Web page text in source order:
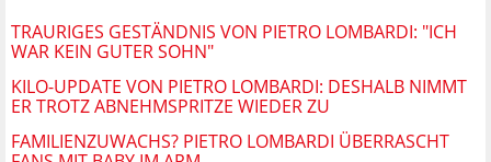
TRAURIGES GESTÄNDNIS VON PIETRO LOMBARDI: "ICH
WAR KEIN GUTER SOHN"
KILO-UPDATE VON PIETRO LOMBARDI: DESHALB NIMMT
ER TROTZ ABNEHMSPRITZE WIEDER ZU
FAMILIENZUWACHS? PIETRO LOMBARDI ÜBERRASCHT